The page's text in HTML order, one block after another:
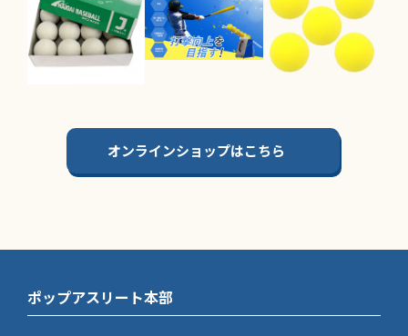
オンラインショップはこちら
ポップアスリート本部